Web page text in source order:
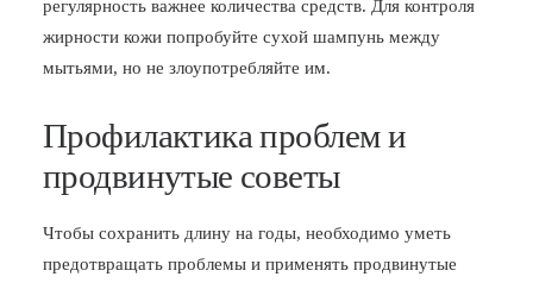
регулярность важнее количества средств. Для контроля
жирности кожи попробуйте сухой шампунь между
мытьями, но не злоупотребляйте им.
Профилактика проблем и
продвинутые советы
Чтобы сохранить длину на годы, необходимо уметь
предотвращать проблемы и применять продвинутые